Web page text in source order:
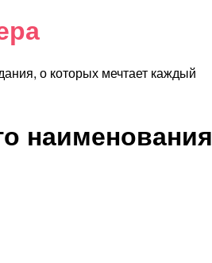
о которых мечтает каждый
наименования